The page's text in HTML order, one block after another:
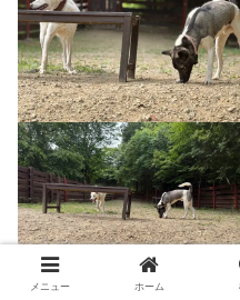
メニュー ホーム